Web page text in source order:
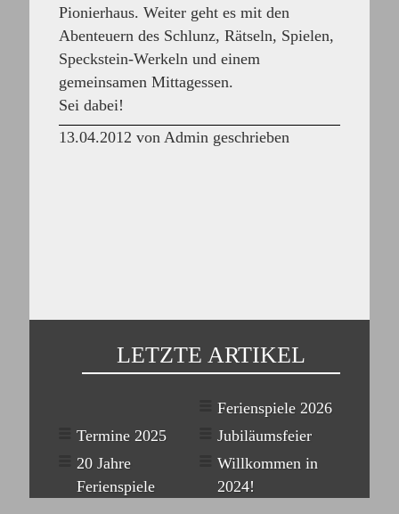
Pionierhaus. Weiter geht es mit den
Abenteuern des Schlunz, Rätseln, Spielen,
Speckstein-Werkeln und einem
gemeinsamen Mittagessen.
Sei dabei!
13.04.2012 von Admin geschrieben
LETZTE ARTIKEL
Ferienspiele 2026
Termine 2025
Jubiläumsfeier
20 Jahre
Ferienspiele
Willkommen in
2024!